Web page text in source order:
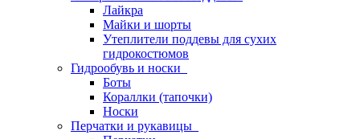
Лайкра
Майки и шорты
Утеплители поддевы для сухих
гидрокостюмов
Гидрообувь и носки
Боты
Кораллки (тапочки)
Носки
Перчатки и рукавицы